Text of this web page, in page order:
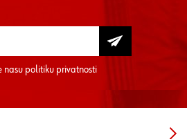
nasu politiku privatnosti